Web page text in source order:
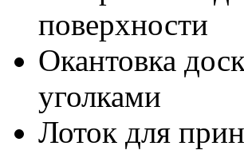
поверхности
Окантовка
уголками
Лоток для